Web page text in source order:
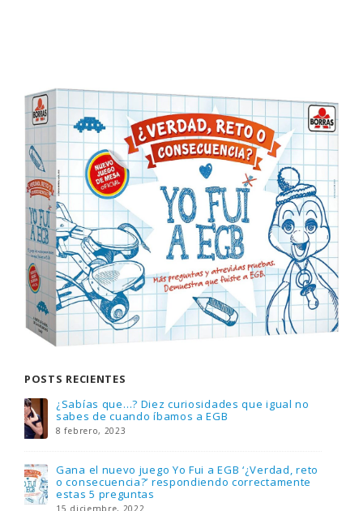
POSTS RECIENTES
Gana una de las cuatro unidades de PLAYMOBIL
que sorteamos: Knight Rider – El coche
fantástico [finalizado]
FlixOlé nos divierte con su colección de
comedias de los 80 y 90 y regalamos tres
suscripciones anuales